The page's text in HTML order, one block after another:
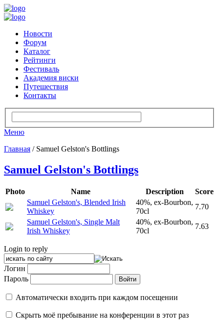
Новости
Форум
Каталог
Рейтинги
Фестиваль
Академия виски
Путешествия
Контакты
Меню
Главная / Samuel Gelston's Bottlings
Samuel Gelston's Bottlings
Photo Name Description
Score
Samuel Gelston's, Blended Irish
Whiskey
40%, ex-Bourbon,
70cl
7.70
Samuel Gelston's, Single Malt
Irish Whiskey
40%, ex-Bourbon,
70cl
7.63
Login to reply
Логин
Пароль
Автоматически входить при каждом посещении
Скрыть моё пребывание на конференции в этот раз